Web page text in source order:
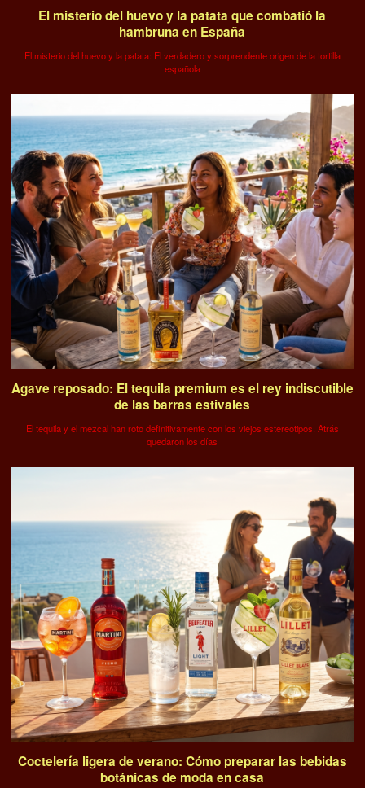
El misterio del huevo y la patata que combatió la
hambruna en España
El misterio del huevo y la patata: El verdadero y sorprendente origen de la tortilla
española
Agave reposado: El tequila premium es el rey indiscutible
de las barras estivales
El tequila y el mezcal han roto definitivamente con los viejos estereotipos. Atrás
quedaron los días
Coctelería ligera de verano: Cómo preparar las bebidas
botánicas de moda en casa